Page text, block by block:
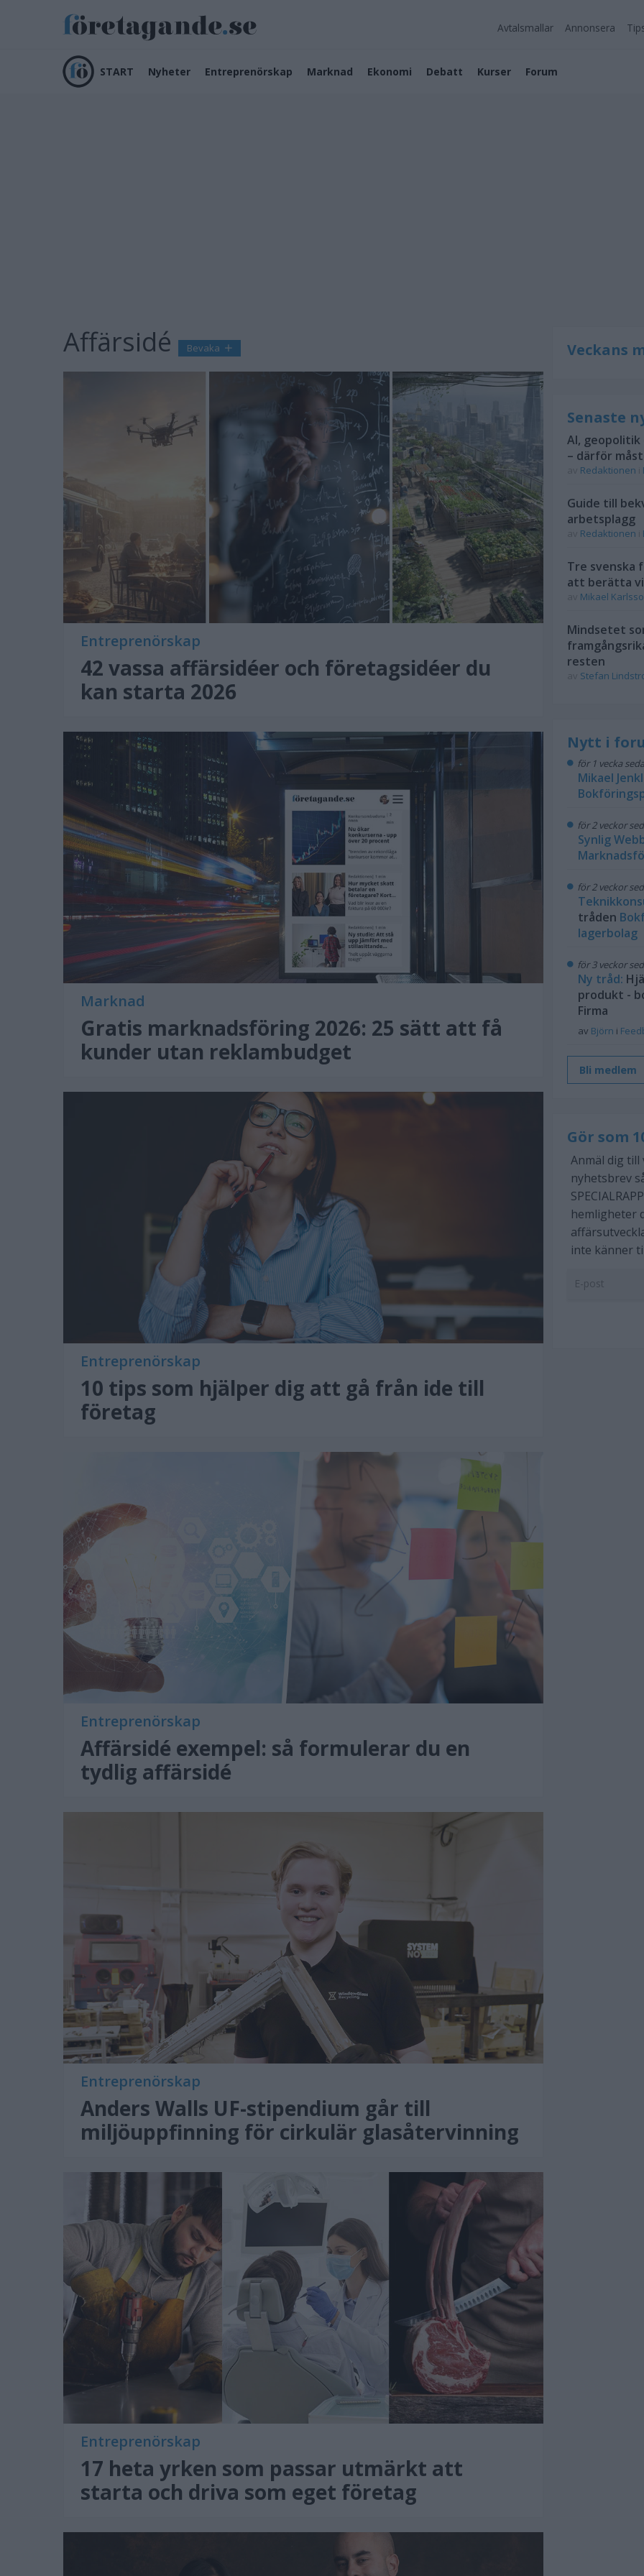
Avtalsmallar Annonsera
START Nyheter Entreprenörskap Marknad Ekonomi Debatt Kurser Forum
Affärsidé Bevaka
Entreprenörskap
42 vassa affärsidéer och företagsidéer du
kan starta 2026
Marknad
Gratis marknadsföring 2026: 25 sätt att få
kunder utan reklambudget
Entreprenörskap
10 tips som hjälper dig att gå från ide till
företag
Entreprenörskap
Affärsidé exempel: så formulerar du en
tydlig affärsidé
Entreprenörskap
Anders Walls UF-stipendium går till
miljöuppfinning för cirkulär glasåtervinning
Entreprenörskap
17 heta yrken som passar utmärkt att
starta och driva som eget företag
Veckans
Senaste
AI,
– därför
Redaktionen
Guide till
arbetsplagg
Redaktionen
Tre svenska
att berätta
Mikael
Mindsetet
resten
Stefan
Nytt i
för 1 vecka
Mikael
för 2 veckor
Synlig
för 2 veckor
tråden
lagerbolag
för 3 veckor
Ny tråd:
produkt -
Firma
av Björn i
Bli medlem
Gör som
Anmäl dig
nyhetsbrev
hemligheter
inte känner